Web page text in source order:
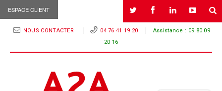
ESPACE CLIENT
NOUS CONTACTER 04 76 41 19 20 Assistance : 09 80 09
20 16